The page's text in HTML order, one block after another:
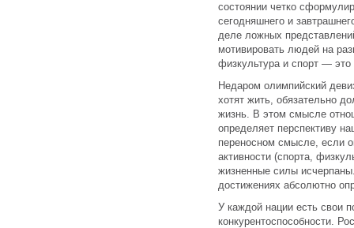
состоянии четко
сегодняшнего и
деле ложных
мотивировать людей на
физкультура и спорт —
Недаром олимпийский
хотят жить, обязательно
жизнь. В этом смысле
определяет перспективу
переносном смысле, если
активности (спорта,
жизненные силы
достижениях абсолютно
У каждой нации есть свои
конкурентоспособности.